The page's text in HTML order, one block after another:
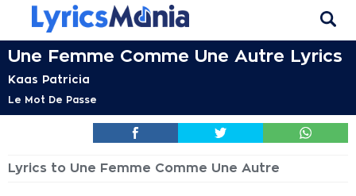
Une Femme Comme Une Autre Lyrics
Kaas Patricia
Le Mot De Passe
Lyrics to Une Femme Comme Une Autre